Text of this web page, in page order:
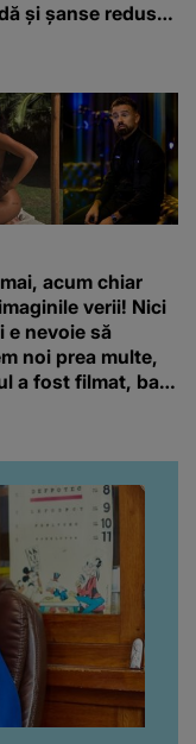
și șanse reduse
acum chiar
verii! Nici
e nevoie să
noi prea multe,
a fost filmat, ba
iubită a lui
e...